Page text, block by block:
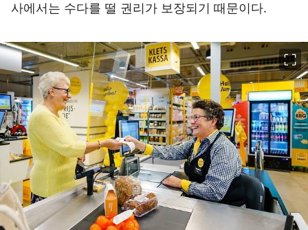
사에서는 수다를 떨 권리가 보장되기 때문이다.